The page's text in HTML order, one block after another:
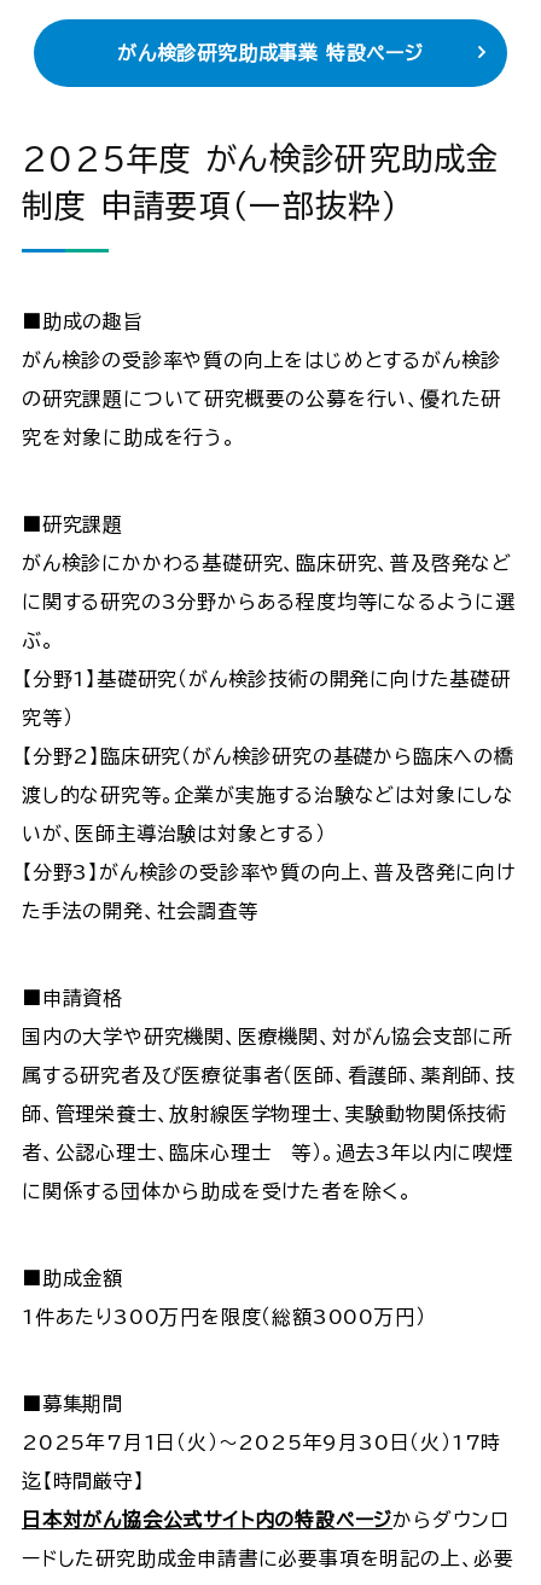
がん検診研究助成事業 特設ページ
2025年度 がん検診研究助成金
制度 申請要項（一部抜粋）
■助成の趣旨
がん検診の受診率や質の向上をはじめとするがん検診
の研究課題について研究概要の公募を行い、優れた研
究を対象に助成を行う。
■研究課題
がん検診にかかわる基礎研究、臨床研究、普及啓発など
に関する研究の3分野からある程度均等になるように選
ぶ。
【分野1】基礎研究（がん検診技術の開発に向けた基礎研
究等）
【分野2】臨床研究（がん検診研究の基礎から臨床への橋
渡し的な研究等。企業が実施する治験などは対象にしな
いが、医師主導治験は対象とする）
【分野3】がん検診の受診率や質の向上、普及啓発に向け
た手法の開発、社会調査等
■申請資格
国内の大学や研究機関、医療機関、対がん協会支部に所
属する研究者及び医療従事者（医師、看護師、薬剤師、技
師、管理栄養士、放射線医学物理士、実験動物関係技術
者、公認心理士、臨床心理士 等）。過去3年以内に喫煙
に関係する団体から助成を受けた者を除く。
■助成金額
1件あたり300万円を限度（総額3000万円）
■募集期間
2025年7月1日（火）～2025年9月30日（火）17時
迄【時間厳守】
日本対がん協会公式サイト内の特設ページからダウンロ
ードした研究助成金申請書に必要事項を明記の上、必要